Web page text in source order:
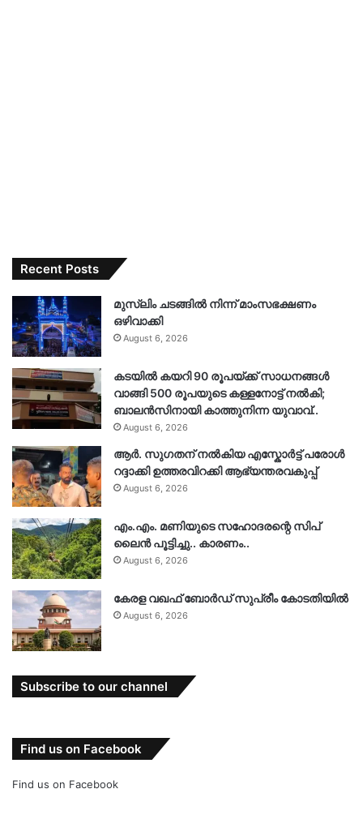
Recent Posts
മുസ്‌ലിം ചടങ്ങിൽ നിന്ന് മാംസഭക്ഷണം
ഒഴിവാക്കി
August 6, 2026
കടയിൽ കയറി 90 രൂപയ്ക്ക് സാധനങ്ങൾ
വാങ്ങി 500 രൂപയുടെ കള്ളനോട്ട് നൽകി;
ബാലൻസിനായി കാത്തുനിന്ന യുവാവ്..
August 6, 2026
ആർ. സു​ഗതന് നൽകിയ എസ്കോർട്ട് പരോൾ
റദ്ദാക്കി ഉത്തരവിറക്കി ആഭ്യന്തരവകുപ്പ്
August 6, 2026
എം.എം. മണിയുടെ സഹോദരന്റെ സിപ്
ലൈൻ പൂട്ടിച്ചു.. കാരണം..
August 6, 2026
കേരള വഖഫ് ബോർഡ് സുപ്രീം കോടതിയിൽ
August 6, 2026
Subscribe to our channel
Find us on Facebook
Find us on Facebook